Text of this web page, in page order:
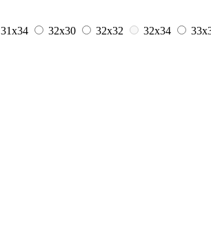
31x34 32x30 32x32 32x34